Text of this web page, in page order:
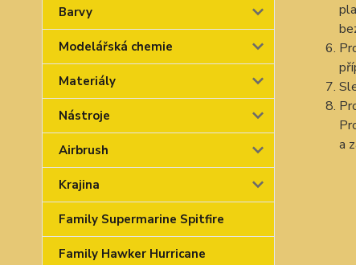
Barvy
Modelářská chemie
Materiály
Nástroje
Airbrush
Krajina
Family Supermarine Spitfire
Family Hawker Hurricane
a